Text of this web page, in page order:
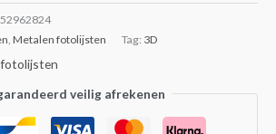
Metalen fotolijsten Tag: 3D
veilig afrekenen